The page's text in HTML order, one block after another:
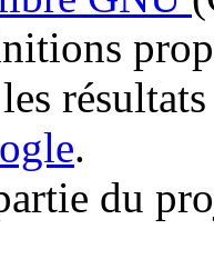
.
du